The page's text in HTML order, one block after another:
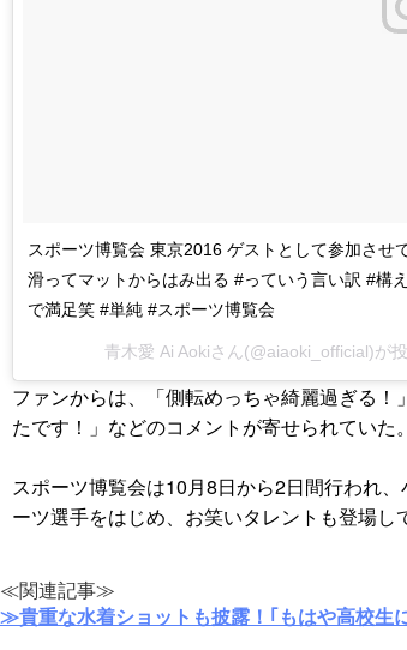
スポーツ博覧会 東京2016 ゲストとして参加さ
滑ってマットからはみ出る #っていう言い訳 #構
で満足笑 #単純 #スポーツ博覧会
青木愛 Ai Aokiさん(@aiaoki_official)が
ファンからは、「側転めっちゃ綺麗過ぎる
たです！」などのコメントが寄せられていた。
スポーツ博覧会は10月8日から2日間行われ
ーツ選手をはじめ、お笑いタレントも登場し
≪関連記事≫
≫貴重な水着ショットも披露！｢もはや高校生